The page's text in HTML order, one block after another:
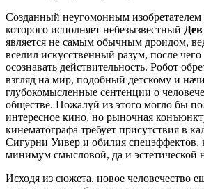
Созданный неугомонным
которого исполняет небезызвестный
является не самым обычным дроидом,
вселил искусственный разум, после
осознавать действительность. Робот
взгляд на мир, подобный детскому и
глубокомысленные сентенции о
обществе. Пожалуй из этого могло бы
интересное кино, но рыночная
кинематографа требует присутствия в
Сигурни Уивер и обилия спецэффектов,
минимум смысловой, да и эстетической
Исходя из сюжета, новое человечество